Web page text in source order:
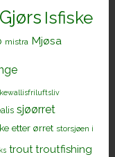
Gjørs Isfiske
mistra Mjøsa
sjøørret
etter ørret storsjøen i
trout troutfishing